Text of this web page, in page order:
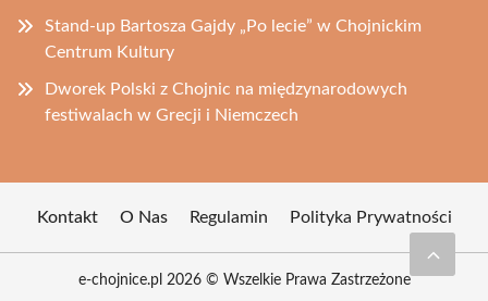
Stand-up Bartosza Gajdy „Po lecie” w Chojnickim
Centrum Kultury
Dworek Polski z Chojnic na międzynarodowych
festiwalach w Grecji i Niemczech
Kontakt O Nas Regulamin Polityka Prywatności
e-chojnice.pl 2026 © Wszelkie Prawa Zastrzeżone